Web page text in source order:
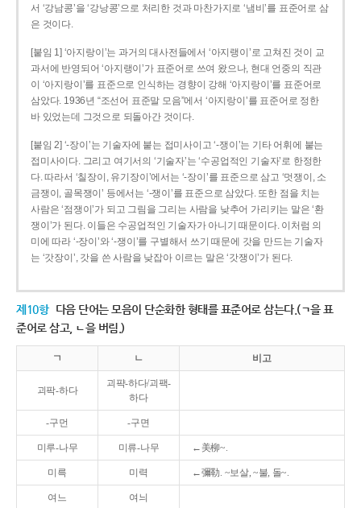
서 ‘강남콩’을 ‘강낭콩’으로 처리한 것과 마찬가지로 ‘냄비’를 표준어로 삼
은 것이다.
[붙임 1] ‘아지랑이’는 과거의 대사전들에서 ‘아지랭이’로 고쳐진 것이 교
과서에 반영되어 ‘아지랭이’가 표준어로 쓰여 왔으나, 현대 언중의 직관
이 ‘아지랑이’를 표준으로 인식하는 경향이 강해 ‘아지랑이’를 표준어로
삼았다. 1936년 “조선어 표준말 모음”에서 ‘아지랑이’를 표준어로 정한
바 있었는데 그것으로 되돌아간 것이다.
[붙임 2] ‘-장이’는 기술자에 붙는 접미사이고 ‘-쟁이’는 기타 어휘에 붙는
접미사이다. 그리고 여기서의 ‘기술자’는 ‘수공업적인 기술자’로 한정한
다. 따라서 ‘칠장이, 유기장이’에서는 ‘-장이’를 표준으로 삼고 ‘멋쟁이, 소
금쟁이, 골목쟁이’ 등에서는 ‘-쟁이’를 표준으로 삼았다. 또한 점을 치는
사람은 ‘점쟁이’가 되고 그림을 그리는 사람을 낮추어 가리키는 말은 ‘환
쟁이’가 된다. 이들은 수공업적인 기술자가 아니기 때문이다. 이처럼 의
미에 따라 ‘-장이’와 ‘-쟁이’를 구별해서 쓰기 때문에 갓을 만드는 기술자
는 ‘갓장이’, 갓을 쓴 사람을 낮잡아 이르는 말은 ‘갓쟁이’가 된다.
제10항 다음 단어는 모음이 단순화한 형태를 표준어로 삼는다.(ㄱ을 표
준어로 삼고, ㄴ을 버림.)
ㄱ ㄴ 비고
괴팍-하다
괴퍅-하다/괴팩-
하다
-구먼 -구면
미루-나무 미류-나무 ←美柳~.
미륵 미력 ←彌勒. ~보살, ~불, 돌~.
여느 여늬